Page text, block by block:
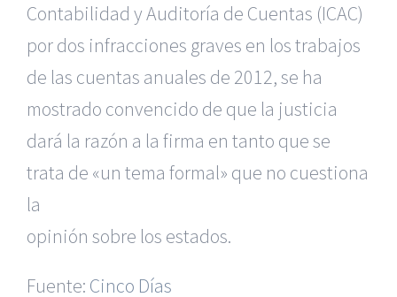
Contabilidad y Auditoría de Cuentas (ICAC)
por dos infracciones graves en los trabajos
de las cuentas anuales de 2012, se ha
mostrado convencido de que la justicia
dará la razón a la firma en tanto que se
trata de «un tema formal» que no cuestiona
la
opinión sobre los estados.
Fuente: Cinco Días
|Reclamación de Accidentes en Alicante| Reclamación
de Accidentes en Madrid
|Formación para Abogados